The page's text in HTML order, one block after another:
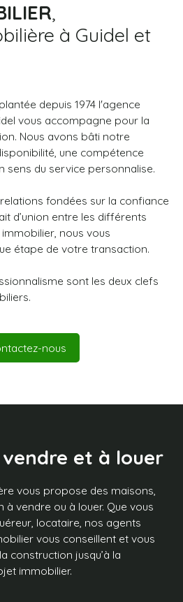
,
à Guidel et
depuis 1974 l'agence
vous accompagne pour la
Nous avons bâti notre
une compétence
sens du service personnalise.
fondées sur la confiance
d’union entre les différents
nous vous
étape de votre transaction.
sont les deux clefs
nous
vendre et à louer
vous propose des maisons,
vendre ou à louer. Que vous
locataire, nos agents
vous conseillent et vous
construction jusqu’à la
immobilier.